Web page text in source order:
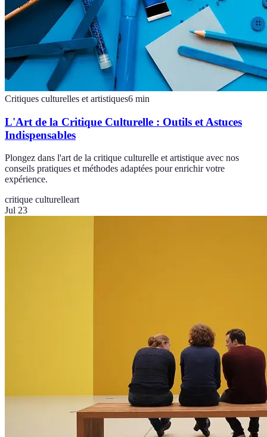
Critiques culturelles et artistiques6 min
L'Art de la Critique Culturelle : Outils et Astuces
Indispensables
Plongez dans l'art de la critique culturelle et artistique avec nos
conseils pratiques et méthodes adaptées pour enrichir votre
expérience.
critique culturelleart
Jul 23